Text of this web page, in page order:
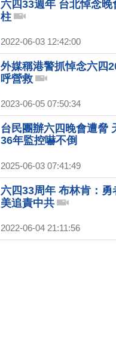
六四33週年 台北悼念晚
柱
2022-06-03 12:42:00
外媒稱港警抓悼念六四
呼營救
2023-06-05 07:50:34
台民團辦六四晚會遭脅
36年監控嚇不倒
2025-06-03 07:41:49
六四33周年 布林肯：勇
美追責中共
2022-06-04 21:11:56